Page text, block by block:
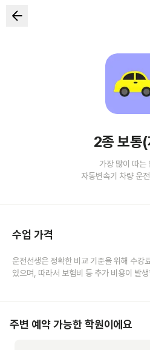
2종 보통
가장 많이 따는
자동변속기 차량 운
수업 가격
운전선생은 정확한 비교 기준을 위해 수강
있으며, 따라서 보험비 등 추가 비용이 발
주변 예약 가능한 학원이에요